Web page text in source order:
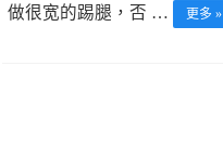
做很宽的踢腿，否 …
更多 »